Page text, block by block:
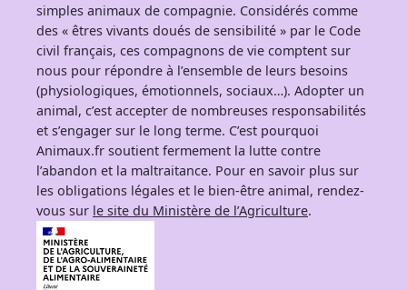
simples animaux de compagnie. Considérés comme
des « êtres vivants doués de sensibilité » par le Code
civil français, ces compagnons de vie comptent sur
nous pour répondre à l’ensemble de leurs besoins
(physiologiques, émotionnels, sociaux…). Adopter un
animal, c’est accepter de nombreuses responsabilités
et s’engager sur le long terme. C’est pourquoi
Animaux.fr soutient fermement la lutte contre
l’abandon et la maltraitance. Pour en savoir plus sur
les obligations légales et le bien-être animal, rendez-
vous sur le site du Ministère de l’Agriculture.